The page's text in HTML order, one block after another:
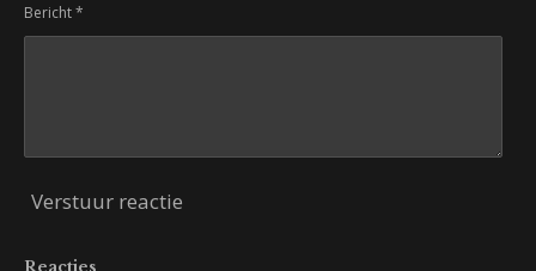
Bericht *
Verstuur reactie
Reacties